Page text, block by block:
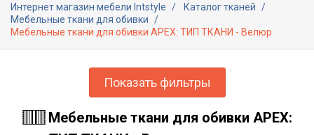
Интернет магазин мебели Intstyle
Каталог тканей
Мебельные ткани для обивки
Мебельные ткани для обивки APEX: ТИП ТКАНИ - Велюр
Показать фильтры
Мебельные ткани для обивки APEX: